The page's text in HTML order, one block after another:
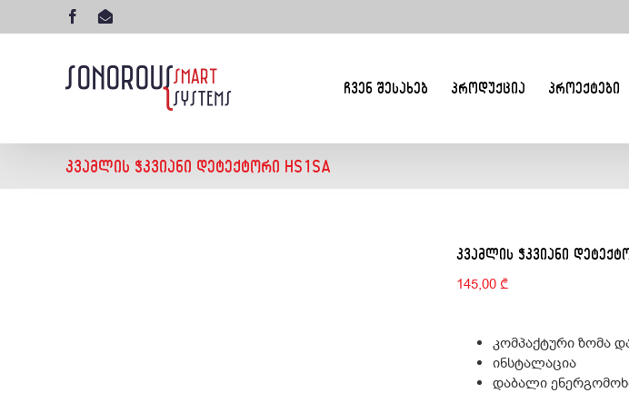
to
Facebook
ელ-
ᲩᲕᲔᲜ ᲨᲔᲡᲐᲮᲔᲑ ᲞᲠᲝᲓᲣᲥᲪᲘᲐ ᲞᲠᲝᲔᲥᲢᲔᲑᲘ
ᲙᲕᲐᲛᲚᲘᲡ ᲭᲙᲕᲘᲐᲜᲘ ᲓᲔᲢᲔᲥᲢᲝᲠᲘ HS1SA
ᲙᲕᲐᲛᲚᲘᲡ ᲭᲙᲕᲘᲐᲜᲘ
145,00 ₾
კომპაქტური ზომა
ინსტალაცია
დაბალი